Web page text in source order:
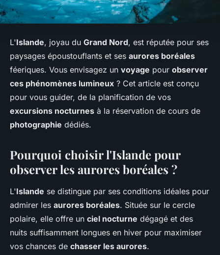
L'Islande, joyau du Grand Nord, est réputée pour ses
paysages époustouflants et ses aurores boréales
féeriques. Vous envisagez un voyage pour observer
ces phénomènes lumineux ? Cet article est conçu
pour vous guider, de la planification de vos
excursions nocturnes à la réservation de cours de
photographie dédiés.
Pourquoi choisir l'Islande pour
observer les aurores boréales ?
L'Islande se distingue par ses conditions idéales pour
admirer les aurores boréales. Située sur le cercle
polaire, elle offre un ciel nocturne dégagé et des
nuits suffisamment longues en hiver pour maximiser
vos chances de chasser les aurores.